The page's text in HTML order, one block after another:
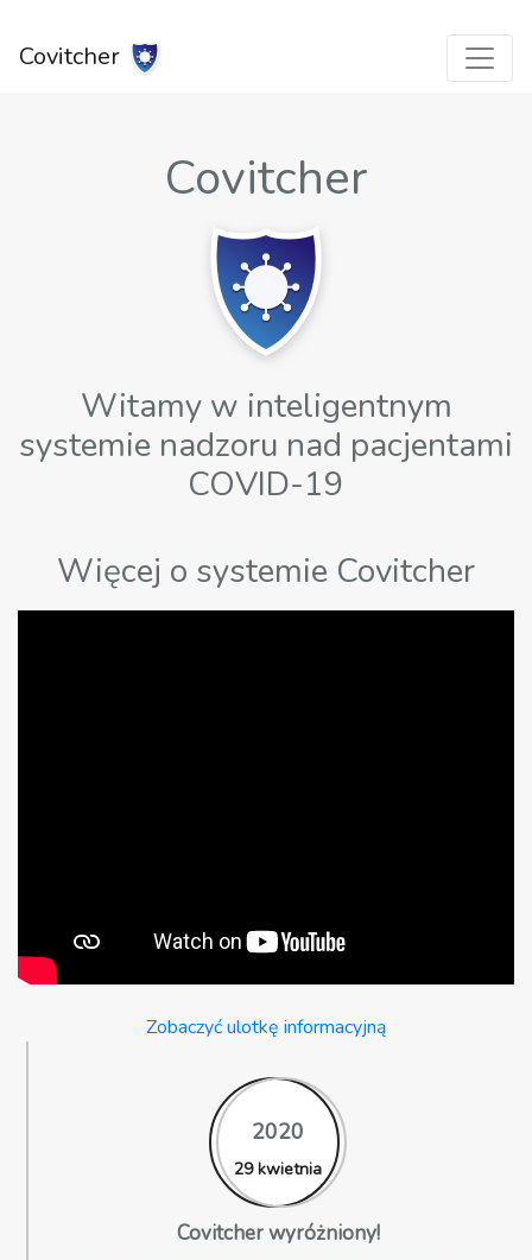
Covitcher
Covitcher
Witamy w inteligentnym
systemie nadzoru nad pacjentami
COVID-19
Więcej o systemie Covitcher
Zobaczyć ulotkę informacyjną
2020
29 kwietnia
Covitcher wyróżniony!